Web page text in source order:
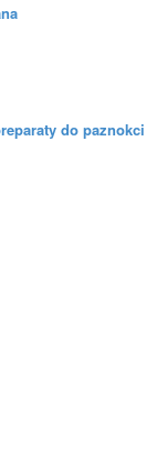
do paznokci